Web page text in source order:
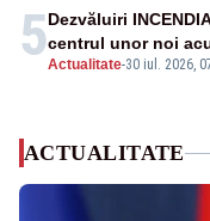
5Actualitate-30 iul. 2026,
Dezvăluiri
centrul unor noi
ACTUALITATE